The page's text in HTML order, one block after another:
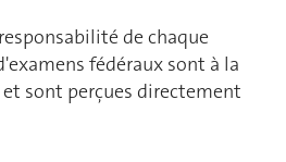
de chaque
fédéraux sont à la
sont perçues directement